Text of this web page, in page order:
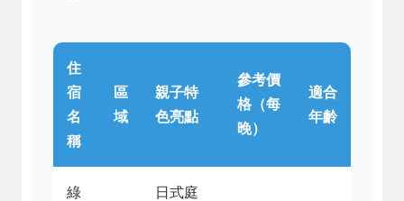
住
宿
名
稱
區
域
親子特
色亮點
參考價
格（每
晚）
適合
年齡
綠
日式庭